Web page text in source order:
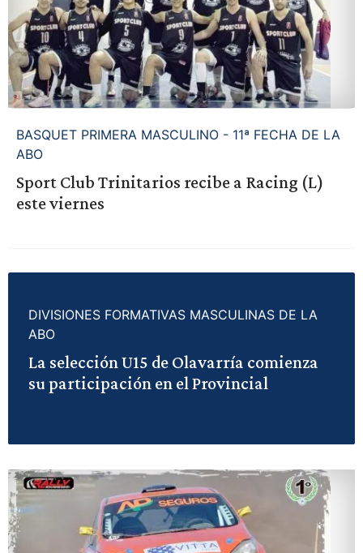
BASQUET PRIMERA MASCULINO - 11ª FECHA DE LA
ABO
Sport Club Trinitarios recibe a Racing (L)
este viernes
DIVISIONES FORMATIVAS MASCULINAS DE LA
ABO
La selección U15 de Olavarría comienza
su participación en el Provincial